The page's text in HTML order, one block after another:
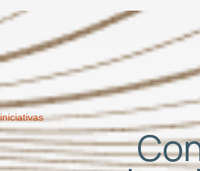
iniciativas